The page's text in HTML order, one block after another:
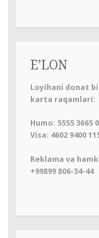
E’LON
Loyihani donat
karta raqamlari:
Humo: 5555 3665
Visa: 4602 9400
Reklama va
+99899 806-34-44